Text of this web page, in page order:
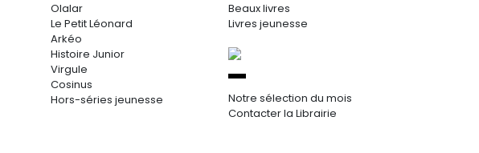
Olalar
Le Petit Léonard
Arkéo
Histoire Junior
Virgule
Cosinus
Hors-séries jeunesse
Beaux livres
Livres jeunesse
Notre sélection du mois
Contacter la Librairie